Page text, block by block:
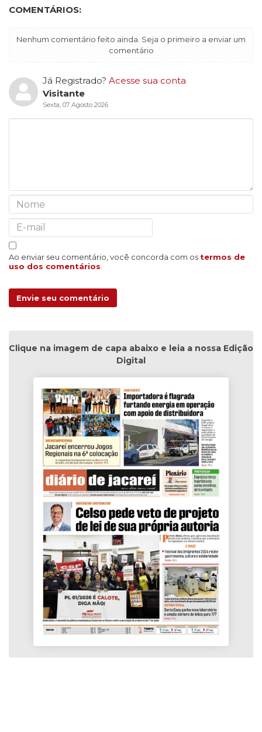
COMENTÁRIOS:
Nenhum comentário feito ainda. Seja o primeiro a enviar um
comentário
Já Registrado? Acesse sua conta
Visitante
Sexta, 07 Agosto 2026
Ao enviar seu comentário, você concorda com os termos de
uso dos comentários
Envie seu comentário
Clique na imagem de capa abaixo e leia a nossa Edição
Digital